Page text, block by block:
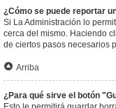
¿Cómo se puede reportar
Si La Administración lo
cerca del mismo. Haciendo
de ciertos pasos necesarios
Arriba
¿Para qué sirve el botón